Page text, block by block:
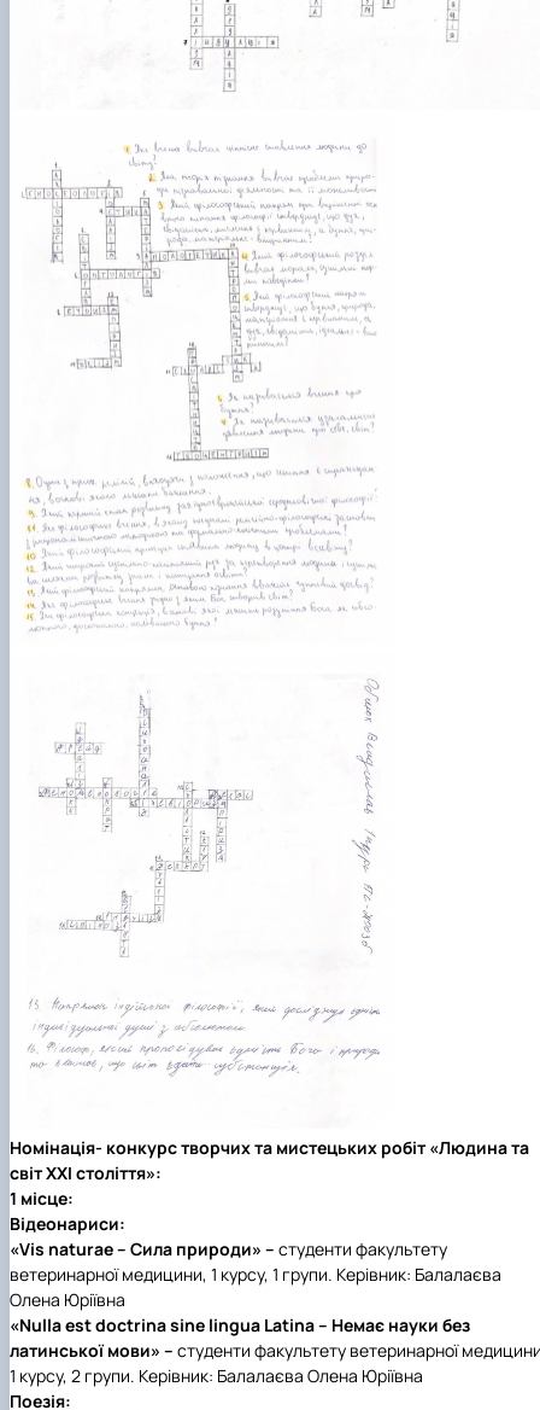
Номінація- конкурс творчих та мистецьких робіт «Людина та
світ ХХІ століття»:
1 місце:
Відеонариси:
«Vis naturae – Сила природи» – студенти факультету
ветеринарної медицини, 1 курсу, 1 групи. Керівник: Балалаєва
Олена Юріївна
«Nulla est doctrina sine lingua Latina – Немає науки без
латинської мови» – студенти факультету ветеринарної
1 курсу, 2 групи. Керівник: Балалаєва Олена Юріївна
Поезія: